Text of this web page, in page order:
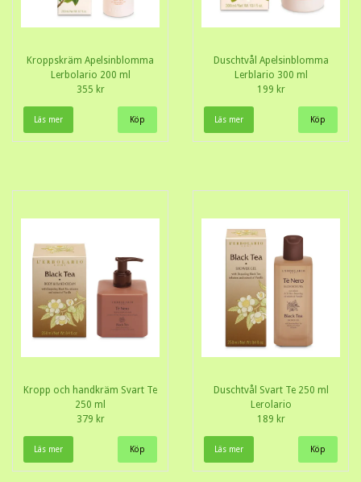
Kroppskräm Apelsinblomma
Lerbolario 200 ml
355 kr
Läs mer
Duschtvål Apelsinblomma
Lerblario 300 ml
199 kr
Läs mer
Kropp och handkräm Svart Te
250 ml
379 kr
Läs mer
Duschtvål Svart Te 250 ml
Lerolario
189 kr
Läs mer